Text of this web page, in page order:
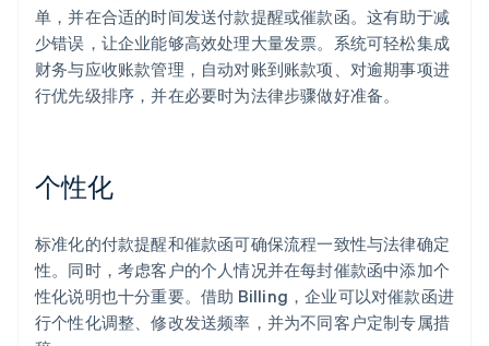
单，并在合适的时间发送付款提醒或催款函。这有助于减
少错误，让企业能够高效处理大量发票。系统可轻松集成
财务与应收账款管理，自动对账到账款项、对逾期事项进
行优先级排序，并在必要时为法律步骤做好准备。
个性化
标准化的付款提醒和催款函可确保流程一致性与法律确定
性。同时，考虑客户的个人情况并在每封催款函中添加个
性化说明也十分重要。借助 Billing，企业可以对催款函进
行个性化调整、修改发送频率，并为不同客户定制专属措